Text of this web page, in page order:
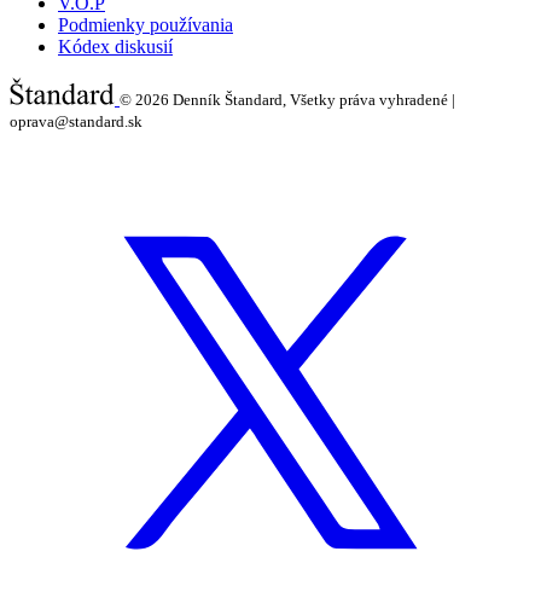
Podmienky používania
Kódex diskusií
© 2026 Denník Štandard, Všetky práva vyhradené |
oprava@standard.sk